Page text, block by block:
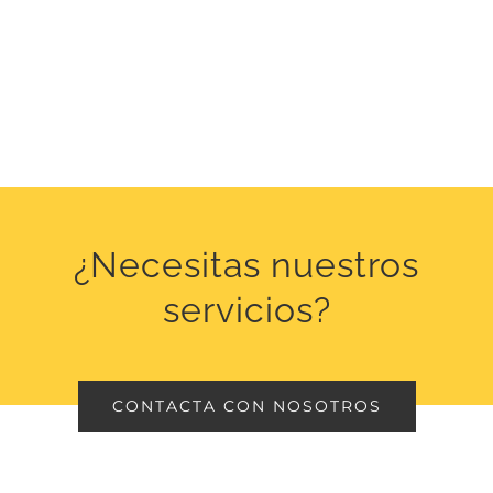
¿Necesitas nuestros
servicios?
CONTACTA CON NOSOTROS